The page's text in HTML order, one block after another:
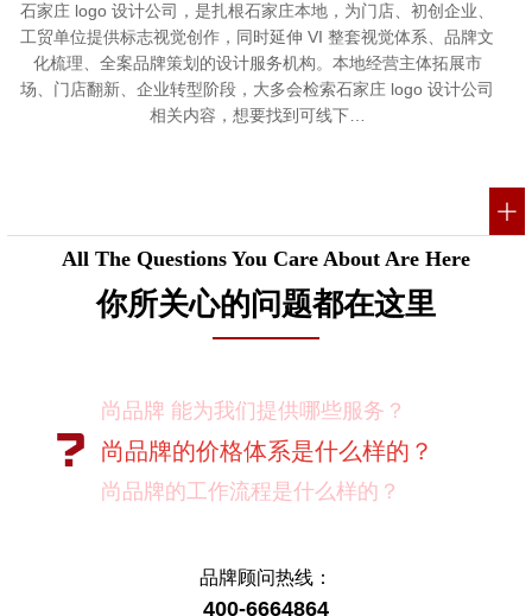
石家庄 logo 设计公司，是扎根石家庄本地，为门店、初创企业、
工贸单位提供标志视觉创作，同时延伸 VI 整套视觉体系、品牌文
化梳理、全案品牌策划的设计服务机构。本地经营主体拓展市
场、门店翻新、企业转型阶段，大多会检索石家庄 logo 设计公司
相关内容，想要找到可线下…
All The Questions You Care About Are Here
你所关心的问题都在这里
尚品牌的价格体系是什么样的？
尚品牌的工作流程是什么样的？
尚品牌的优势有哪些？
我如何向我的同事及领导推荐尚品牌？
品牌顾问热线：
400-6664864